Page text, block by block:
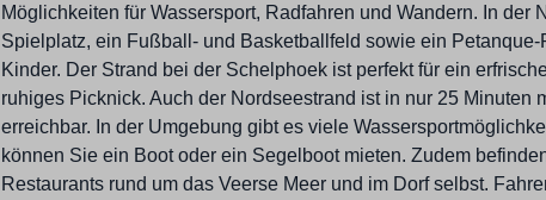
Park
Park de Schelphoek
Möglichkeiten für Wassersport, Radfahren und Wandern. In der
Spielplatz, ein Fußball- und Basketballfeld sowie ein Petanque-
Kinder. Der Strand bei der Schelphoek ist perfekt für ein
ruhiges Picknick. Auch der Nordseestrand ist in nur 25 Minuten
erreichbar. In der Umgebung gibt es viele
können Sie ein Boot oder ein Segelboot mieten. Zudem
Restaurants rund um das Veerse Meer und im Dorf selbst.